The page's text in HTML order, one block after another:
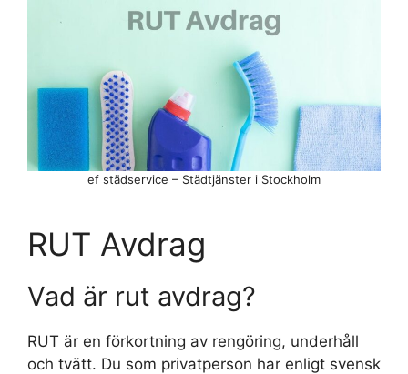
RUT Avdrag
Vad är rut avdrag?
RUT är en förkortning av rengöring, underhåll
och tvätt. Du som privatperson har enligt svensk
ef städservice – Städtjänster i Stockholm